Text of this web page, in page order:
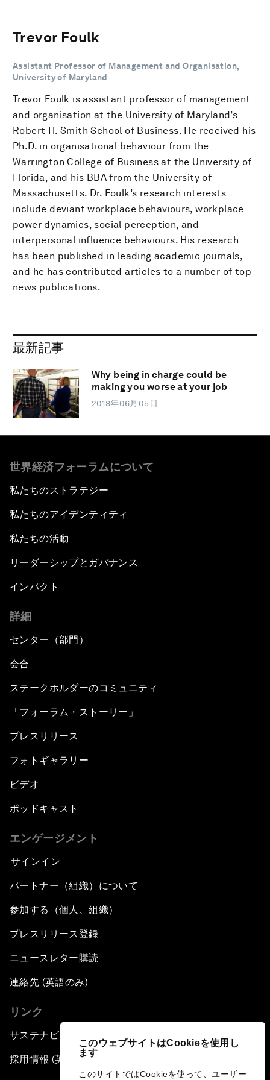
このウェブサイトはCookieを使用し
ます
このサイトではCookieを使って、ユーザー
Trevor Foulk
Assistant Professor of Management and Organisation,
University of Maryland
Trevor Foulk is assistant professor of management
and organisation at the University of Maryland’s
Robert H. Smith School of Business. He received his
Ph.D. in organisational behaviour from the
Warrington College of Business at the University of
Florida, and his BBA from the University of
Massachusetts. Dr. Foulk’s research interests
include deviant workplace behaviours, workplace
power dynamics, social perception, and
interpersonal influence behaviours. His research
has been published in leading academic journals,
and he has contributed articles to a number of top
news publications.
最新記事
Why being in charge could be
making you worse at your job
2018年06月05日
世界経済フォーラムについて
私たちのストラテジー
私たちのアイデンティティ
私たちの活動
リーダーシップとガバナンス
インパクト
詳細
センター（部門）
会合
ステークホルダーのコミュニティ
「フォーラム・ストーリー」
プレスリリース
フォトギャラリー
ビデオ
ポッドキャスト
エンゲージメント
サインイン
パートナー（組織）について
参加する（個人、組織）
プレスリリース登録
ニュースレター購読
連絡先 (英語のみ)
リンク
サステナビリティへの取り組み
採用情報 (英語のみ)